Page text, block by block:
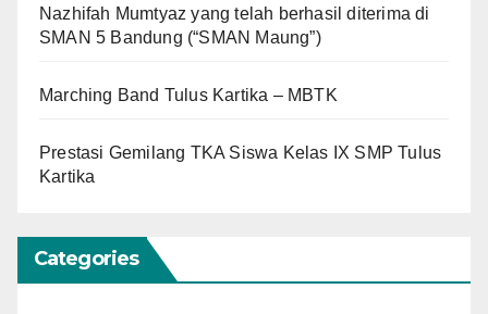
Nazhifah Mumtyaz yang telah berhasil diterima di
SMAN 5 Bandung (“SMAN Maung”)
Marching Band Tulus Kartika – MBTK
Prestasi Gemilang TKA Siswa Kelas IX SMP Tulus
Kartika
Categories